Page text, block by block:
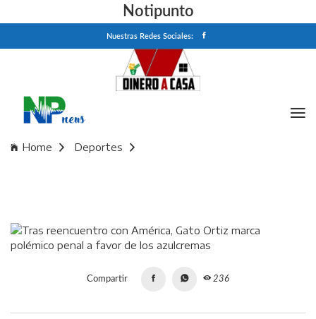
Notipunto
Nuestras Redes Sociales:
Home
Deportes
Compartir 236